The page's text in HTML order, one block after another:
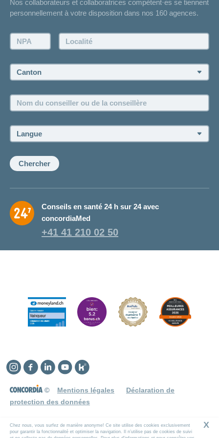
Chez nous, vous surfez de manière anonyme! Ce site utilise des cookies exclusivement
pour garantir la fonctionnalité et optimiser la navigation. Il n’utilise pas de cookies de suivi
X
Bulletin d'accident
Contact
Demande d'offre
Demander à l'agence de vous rappeler
Postes vacants
Nos collaborateurs et collaboratrices compétent·es se tiennent
personnellement à votre disposition dans nos 160 agences.
NPA: Localité:
Canton:
Nom
du
ou
de
conseillère:
Langue:
Chercher
Conseils en santé 24 h sur 24 avec
concordiaMed
+41 41 210 02 50
© Mentions légales
Déclaration de
protection des données
Instagram
Facebook
LinkedinYouTube
Kununu